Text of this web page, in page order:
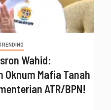
Wahid:
Oknum Mafia Tanah
ATR/BPN!